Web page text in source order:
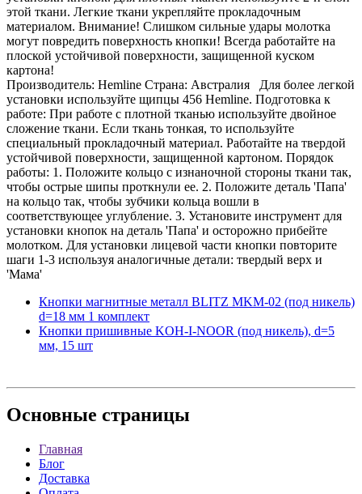
этой ткани. Легкие ткани укрепляйте прокладочным
материалом. Внимание! Слишком сильные удары молотка
могут повредить поверхность кнопки! Всегда работайте на
плоской устойчивой поверхности, защищенной куском
картона!
Производитель: Hemline Страна: Австралия Для более легкой
установки используйте щипцы 456 Hemline. Подготовка к
работе: При работе с плотной тканью используйте двойное
сложение ткани. Если ткань тонкая, то используйте
специальный прокладочный материал. Работайте на твердой
устойчивой поверхности, защищенной картоном. Порядок
работы: 1. Положите кольцо с изнаночной стороны ткани так,
чтобы острые шипы проткнули ее. 2. Положите деталь 'Папа'
на кольцо так, чтобы зубчики кольца вошли в
соответствующее углубление. 3. Установите инструмент для
установки кнопок на деталь 'Папа' и осторожно прибейте
молотком. Для установки лицевой части кнопки повторите
шаги 1-3 используя аналогичные детали: твердый верх и
'Мама'
Кнопки магнитные металл BLITZ MKM-02 (под никель)
d=18 мм 1 комплект
Кнопки пришивные KOH-I-NOOR (под никель), d=5
мм, 15 шт
Основные страницы
Главная
Блог
Доставка